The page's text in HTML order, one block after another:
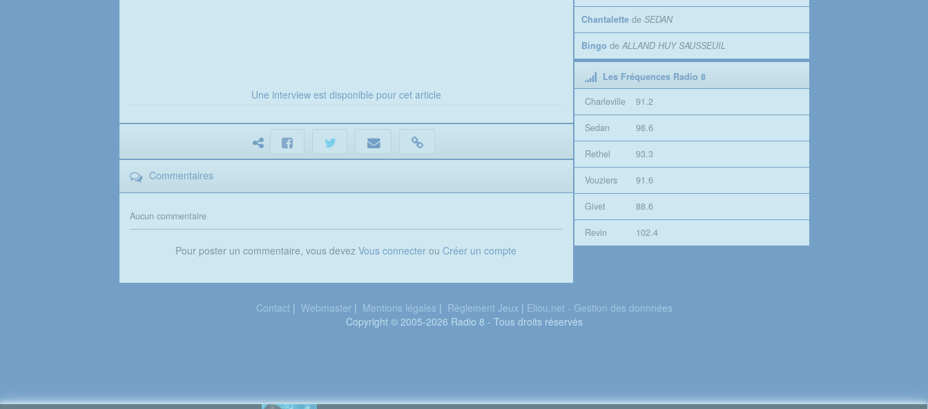
Une interview est disponible pour cet article
Commentaires
Aucun commentaire
Pour poster un commentaire, vous devezVous connecter ouCréer un compte
Chantalettede SEDAN
Bingo de ALLAND HUY SAUSSEUIL
Les Fréquences Radio 8
Charleville
91.2
Sedan 98.6
Rethel 93.3
Vouziers 91.6
Givet 88.6
Revin 102.4
Contact| Webmaster| Mentions légales | Règlement Jeux | Eliou.net - Gestion des donnnées
Copyright © 2005-2026 Radio 8 - Tous droits réservés